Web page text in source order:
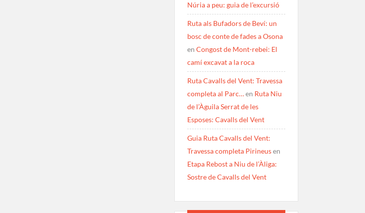
Núria a peu: guia de l’excursió
Ruta als Bufadors de Beví: un
bosc de conte de fades a Osona
en Congost de Mont-rebei: El
camí excavat a la roca
Ruta Cavalls del Vent: Travessa
completa al Parc…en Ruta Niu
de l’Àguila Serrat de les
Esposes: Cavalls del Vent
Guia Ruta Cavalls del Vent:
Travessa completa Pirineusen
Etapa Rebost a Niu de l’Àliga:
Sostre de Cavalls del Vent